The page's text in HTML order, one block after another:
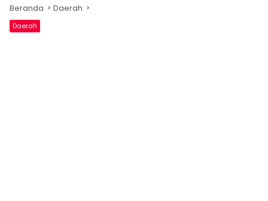
Beranda Daerah
Daerah